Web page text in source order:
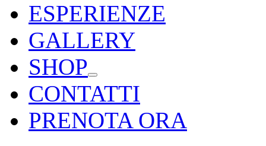
ESPERIENZE
GALLERY
SHOP
CONTATTI
PRENOTA ORA